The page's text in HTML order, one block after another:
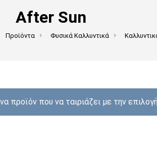
After Sun
Προϊόντα Φυσικά Καλλυντικά
προϊόν που να ταιριάζει με την